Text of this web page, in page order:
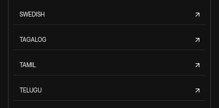
SWEDISH
TAGALOG
TAMIL
TELUGU